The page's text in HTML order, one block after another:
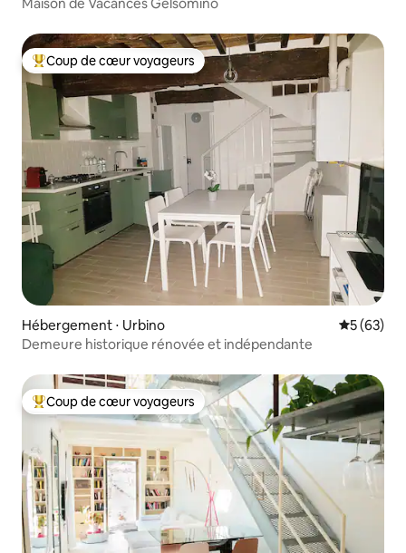
Maison de Vacances Gelsomino
Coups de cœur voyageurs les plus appréciés
Coup de cœur voyageurs
Hébergement ⋅ Urbino
5 (63)
Demeure historique rénovée et indépendante
Coups de cœur voyageurs les plus appréciés
Coup de cœur voyageurs